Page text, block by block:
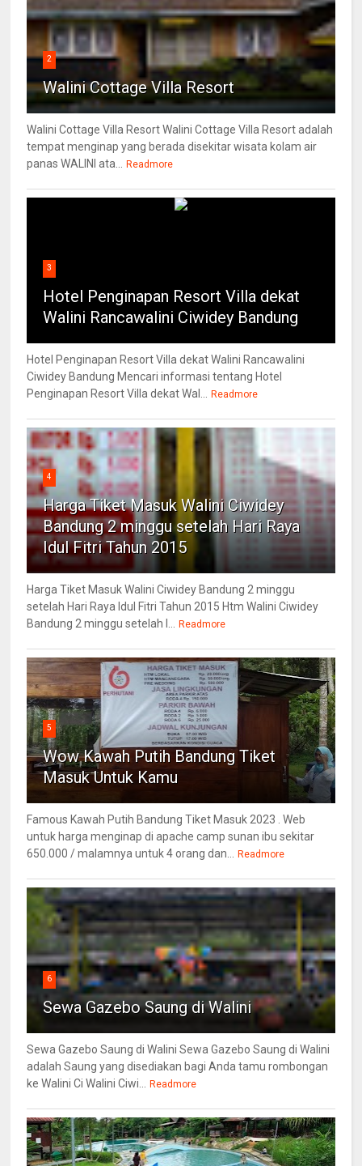
2
Walini Cottage Villa Resort
Walini Cottage Villa Resort Walini Cottage Villa Resort adalah
tempat menginap yang berada disekitar wisata kolam air
panas WALINI ata...
Readmore
3
Hotel Penginapan Resort Villa dekat
Walini Rancawalini Ciwidey Bandung
Hotel Penginapan Resort Villa dekat Walini Rancawalini
Ciwidey Bandung Mencari informasi tentang Hotel
Penginapan Resort Villa dekat Wal...
Readmore
4
Harga Tiket Masuk Walini Ciwidey
Bandung 2 minggu setelah Hari Raya
Idul Fitri Tahun 2015
Harga Tiket Masuk Walini Ciwidey Bandung 2 minggu
setelah Hari Raya Idul Fitri Tahun 2015 Htm Walini Ciwidey
Bandung 2 minggu setelah l...
Readmore
5
Wow Kawah Putih Bandung Tiket
Masuk Untuk Kamu
Famous Kawah Putih Bandung Tiket Masuk 2023 . Web
untuk harga menginap di apache camp sunan ibu sekitar
650.000 / malamnya untuk 4 orang dan...
Readmore
6
Sewa Gazebo Saung di Walini
Sewa Gazebo Saung di Walini Sewa Gazebo Saung di Walini
adalah Saung yang disediakan bagi Anda tamu rombongan
ke Walini Ci Walini Ciwi...
Readmore